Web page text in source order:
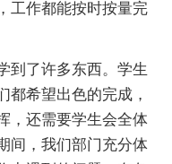
工作都能按时按量完
到了许多东西。学生
都希望出色的完成，
，还需要学生会全体
间，我们部门充分体